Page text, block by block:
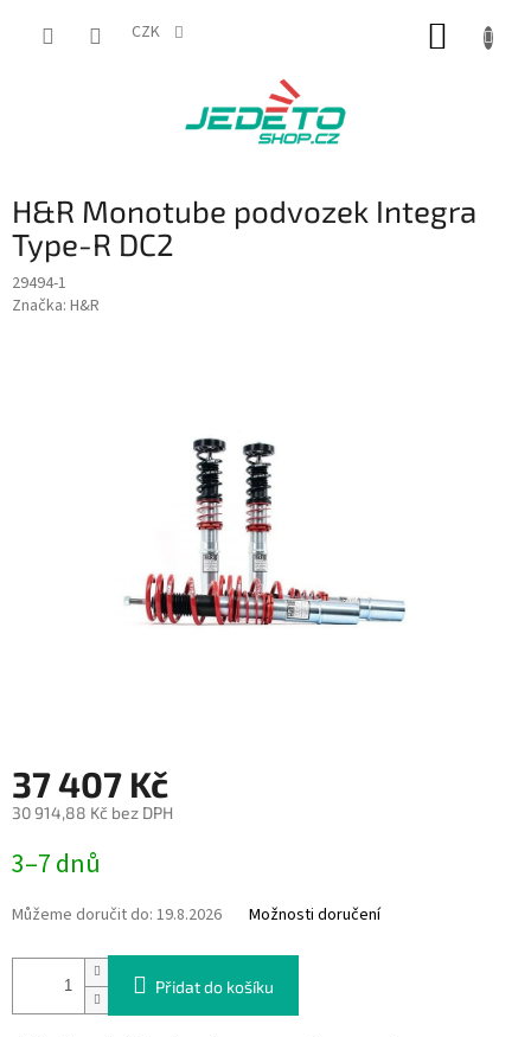
CZK
H&R Monotube podvozek Integra
Type-R DC2
29494-1
Značka: H&R
37 407 Kč
30 914,88 Kč bez DPH
cena:
3–7 dnů
Můžeme doručit do: 19.8.2026 Možnosti doručení
Přidat do košíku